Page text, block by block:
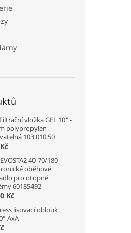
vložka GEL 10" -
polypropylen
103.010.50
40-70/180
oběhové
pro otopné
60185492
Kč
lisovací oblouk
AxA